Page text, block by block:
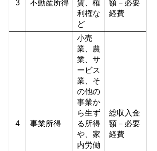
3 不動産所得
賃、権
利権な
ど
額－必要
経費
4 事業所得
小売
業、農
業、サ
ービス
業、そ
の他の
事業か
ら生ず
る所得
や、家
内労働
総収入金
額－必要
経費